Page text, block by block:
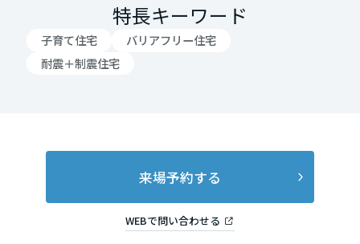
特長キーワード
子育て住宅
バリアフリー住宅
耐震＋制震住宅
来場予約する
WEBで問い合わせる
中国・四国エリア